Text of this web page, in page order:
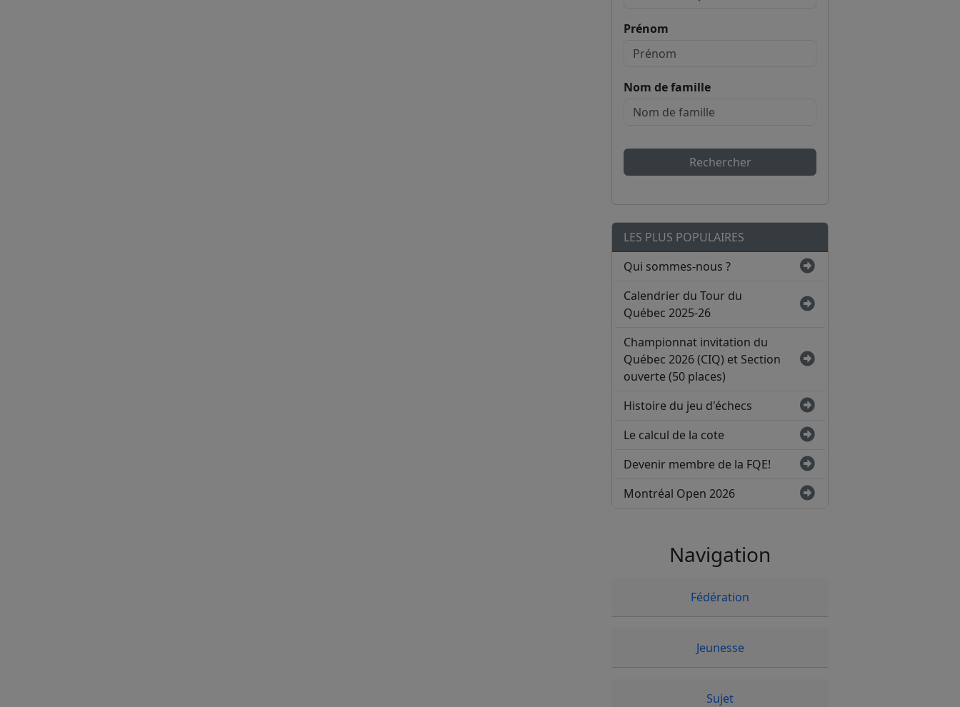
Prénom
Nom de famille
Rechercher
LES PLUS POPULAIRES
Qui sommes-nous ?
Calendrier du Tour du
Québec 2025-26
Championnat invitation du
Québec 2026 (CIQ) et Section
ouverte (50 places)
Histoire du jeu d'échecs
Le calcul de la cote
Devenir membre de la FQE!
Montréal Open 2026
Navigation
Fédération
Jeunesse
Sujet